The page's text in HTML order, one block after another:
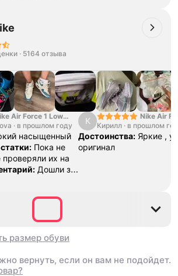
· 5164 отзыва
Air Force 1 Low
Pack White
· в прошлом году
насыщенный
Пока не
их на
Дошли за
К
Nike Air
Yellow
Кирилл · в прошлом
Достоинства: Яркие ,
оригинал
41
размер обуви
вернуть, если он вам не подойдет.